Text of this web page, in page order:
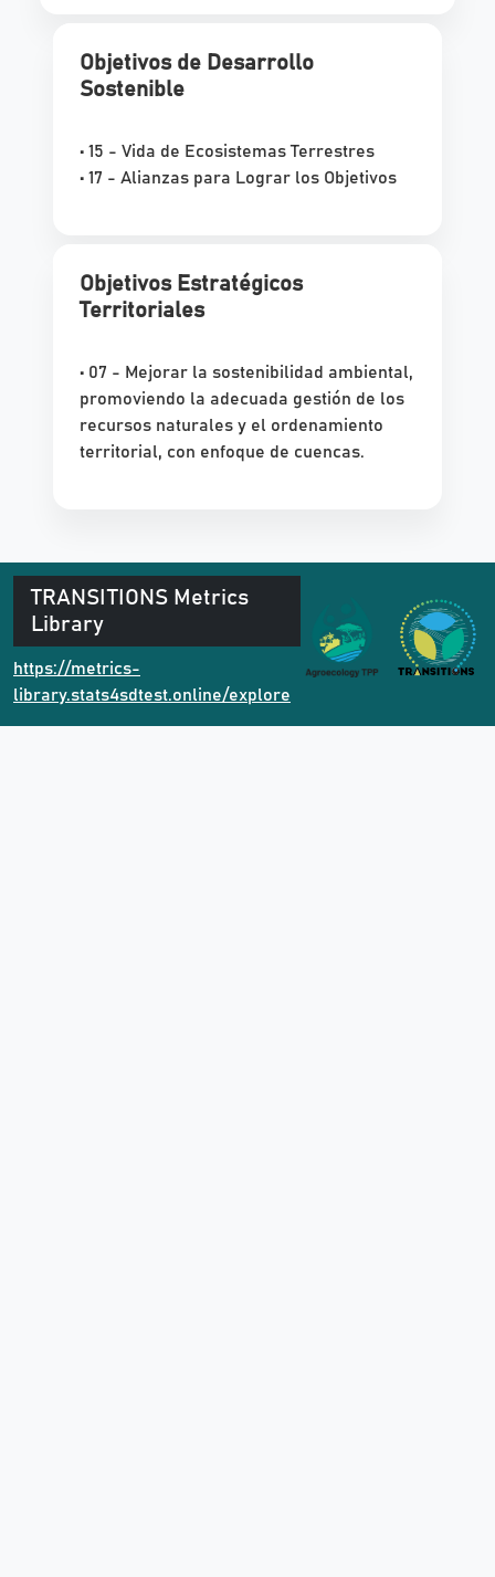
Objetivos de Desarrollo
Sostenible
• 15 - Vida de Ecosistemas Terrestres
• 17 - Alianzas para Lograr los Objetivos
Objetivos Estratégicos
Territoriales
• 07 - Mejorar la sostenibilidad ambiental,
promoviendo la adecuada gestión de los
recursos naturales y el ordenamiento
territorial, con enfoque de cuencas.
TRANSITIONS Metrics
Library
https://metrics-
library.stats4sdtest.online/explore